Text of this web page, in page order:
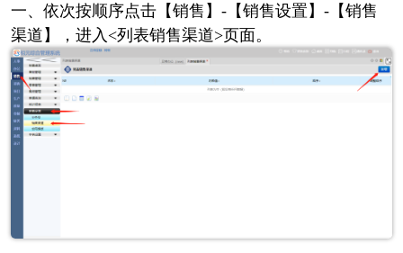
一、依次按顺序点击【销售】-【销售设置】-【销售
渠道】，进入<列表销售渠道>页面。